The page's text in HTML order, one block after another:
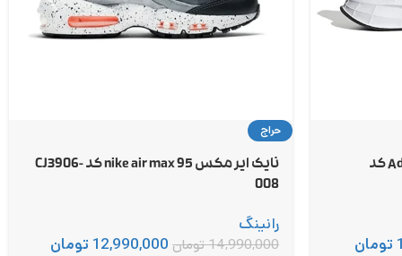
آدیداس دورامو 10 Adidas duramo کد
تومان
حراج
نایک ایر مکس 95 nike air max کد CJ3906-
008
رانینگ
14,990,000تومان 12,990,000 تومان